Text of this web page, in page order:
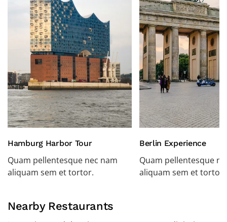
Hamburg Harbor Tour
Quam pellentesque nec nam
aliquam sem et tortor.
Berlin Experience
Quam pellentesque
aliquam sem et tortor.
Nearby Restaurants